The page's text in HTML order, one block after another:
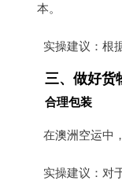
本。
实操建议：根
三、做好货
合理包装
在澳洲空运中
实操建议：对